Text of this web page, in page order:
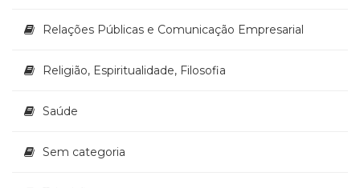
Relações Públicas e Comunicação Empresarial
Religião, Espiritualidade, Filosofia
Saúde
Sem categoria